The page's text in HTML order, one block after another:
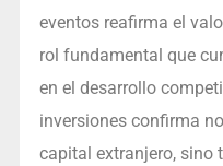
eventos reafirma el
rol fundamental que
en el desarrollo
inversiones confirma
capital extranjero, sino